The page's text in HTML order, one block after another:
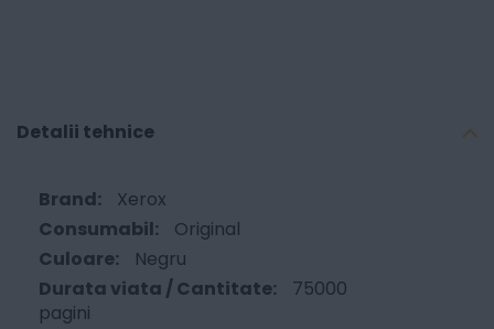
Detalii tehnice
Xerox
Original
Negru
75000
pagini